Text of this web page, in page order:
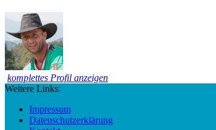
komplettes Profil anzeigen
Weitere Links:
Impressum
Datenschutzerklärung